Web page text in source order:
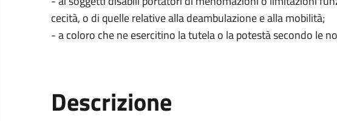
cecità, o di quelle relative alla deambulazione e alla mobilità;
- a coloro che ne esercitino la tutela o la potestà secondo le
Descrizione